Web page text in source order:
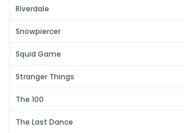
Riverdale
Snowpiercer
Squid Game
Stranger Things
The 100
The Last Dance